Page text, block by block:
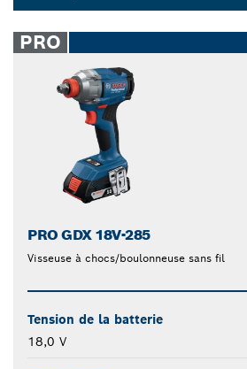
closed
PRO
PRO GDX 18V-285
Visseuse à chocs/boulonneuse sans fil
Tension de la batterie
18,0 V